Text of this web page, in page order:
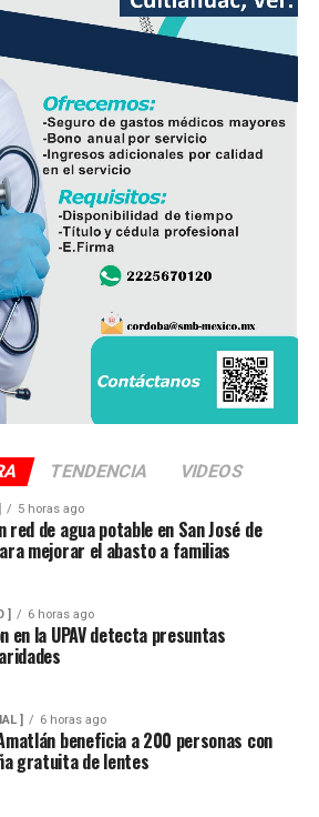
de padres de familia,
educativas, a fin de que la
positivos y contribuya a
académico y el bienestar integral
TENDENCIA VIDEOS
5 horas ago
red de agua potable en San José de
mejorar el abasto a familias
] 6 horas ago
en la UPAV detecta presuntas
] 6 horas ago
beneficia a 200 personas con
gratuita de lentes